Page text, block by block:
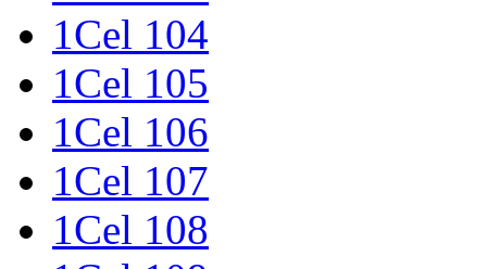
1Cel 104
1Cel 105
1Cel 106
1Cel 107
1Cel 108